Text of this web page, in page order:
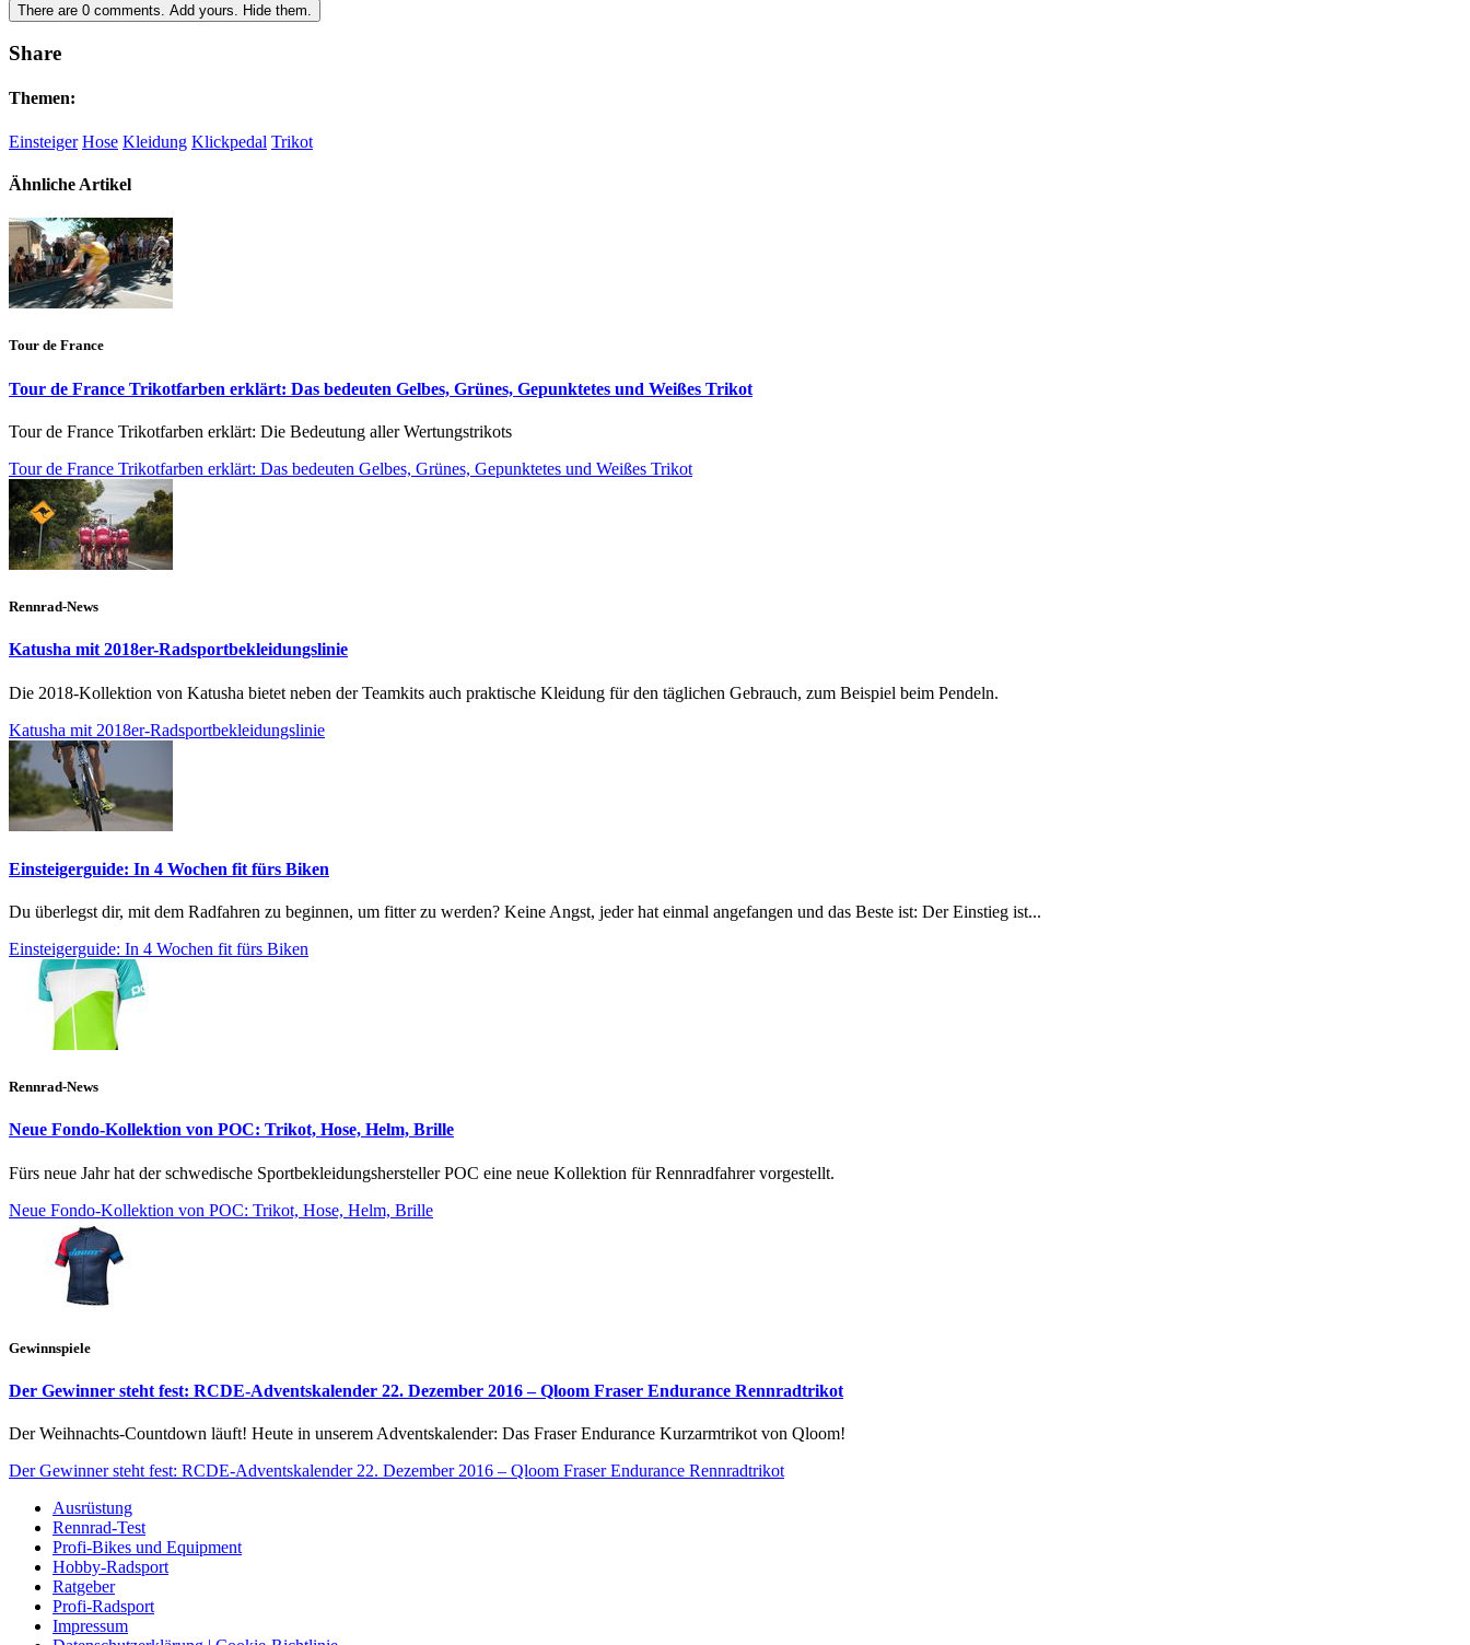
There are 0 comments. Add yours. Hide them.
Share
Themen:
Einsteiger Hose Kleidung Klickpedal Trikot
Ähnliche Artikel
Tour de France
Tour de France Trikotfarben erklärt: Das bedeuten Gelbes, Grünes, Gepunktetes und Weißes Trikot
Tour de France Trikotfarben erklärt: Die Bedeutung aller Wertungstrikots
Tour de France Trikotfarben erklärt: Das bedeuten Gelbes, Grünes, Gepunktetes und Weißes Trikot
Rennrad-News
Katusha mit 2018er-Radsportbekleidungslinie
Die 2018-Kollektion von Katusha bietet neben der Teamkits auch praktische Kleidung für den täglichen Gebrauch, zum Beispiel beim Pendeln.
Katusha mit 2018er-Radsportbekleidungslinie
Einsteigerguide: In 4 Wochen fit fürs Biken
Du überlegst dir, mit dem Radfahren zu beginnen, um fitter zu werden? Keine Angst, jeder hat einmal angefangen und das Beste ist: Der Einstieg ist...
Einsteigerguide: In 4 Wochen fit fürs Biken
Rennrad-News
Neue Fondo-Kollektion von POC: Trikot, Hose, Helm, Brille
Fürs neue Jahr hat der schwedische Sportbekleidungshersteller POC eine neue Kollektion für Rennradfahrer vorgestellt.
Neue Fondo-Kollektion von POC: Trikot, Hose, Helm, Brille
Gewinnspiele
Der Gewinner steht fest: RCDE-Adventskalender 22. Dezember 2016 – Qloom Fraser Endurance Rennradtrikot
Der Weihnachts-Countdown läuft! Heute in unserem Adventskalender: Das Fraser Endurance Kurzarmtrikot von Qloom!
Der Gewinner steht fest: RCDE-Adventskalender 22. Dezember 2016 – Qloom Fraser Endurance Rennradtrikot
Ausrüstung
Rennrad-Test
Profi-Bikes und Equipment
Hobby-Radsport
Ratgeber
Profi-Radsport
Impressum